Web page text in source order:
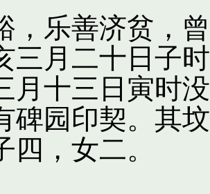
，乐善济贫，
三月二十日子
月十三日寅时
碑园印契。其
四，女二。